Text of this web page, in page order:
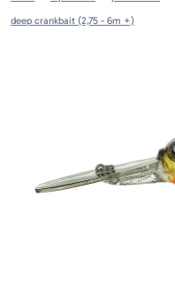
deep crankbait (2,75 - 6m +)